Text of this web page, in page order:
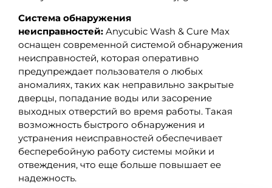
Система обнаружения
неисправностей: Anycubic Wash & Cure Max
оснащен современной системой обнаружения
неисправностей, которая оперативно
предупреждает пользователя о любых
аномалиях, таких как неправильно закрытые
дверцы, попадание воды или засорение
выходных отверстий во время работы. Такая
возможность быстрого обнаружения и
устранения неисправностей обеспечивает
бесперебойную работу системы мойки и
отвеждения, что еще больше повышает ее
надежность.